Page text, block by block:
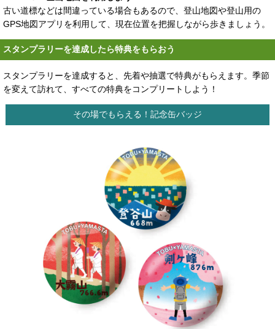
古い道標などは間違っている場合もあるので、登山地図や登山用の
GPS地図アプリを利用して、現在位置を把握しながら歩きましょう。
スタンプラリーを達成したら特典をもらおう
スタンプラリーを達成すると、先着や抽選で特典がもらえます。季節
を変えて訪れて、すべての特典をコンプリートしよう！
その場でもらえる！記念缶バッジ